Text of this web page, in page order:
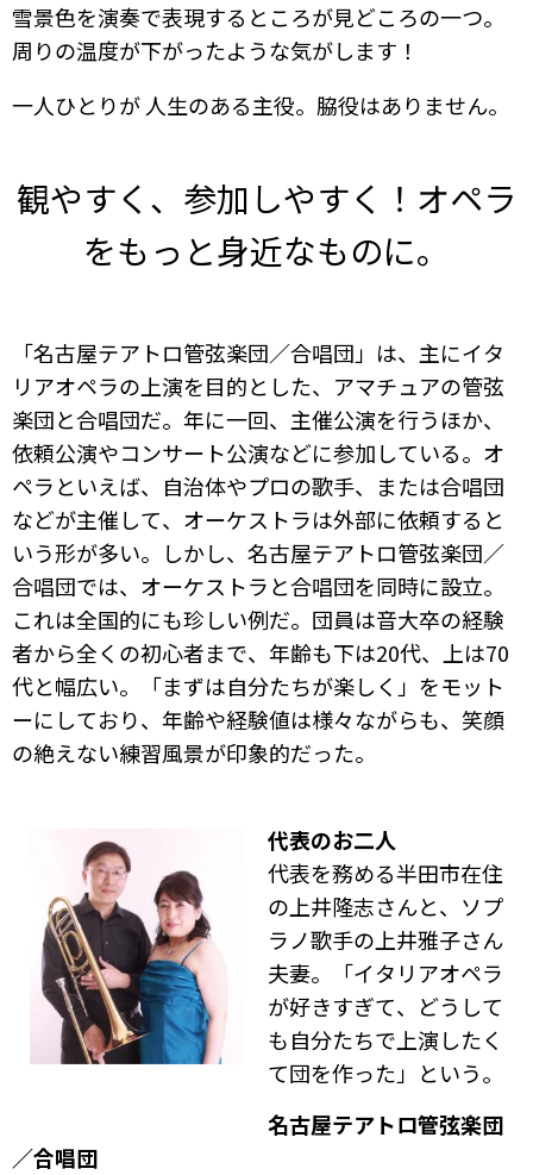
雪景色を演奏で表現するところが見どころの一つ。
周りの温度が下がったような気がします！
一人ひとりが 人生のある主役。脇役はありません。
観やすく、参加しやすく！オペラ
をもっと身近なものに。
「名古屋テアトロ管弦楽団／合唱団」は、主にイタ
リアオペラの上演を目的とした、アマチュアの管弦
楽団と合唱団だ。年に一回、主催公演を行うほか、
依頼公演やコンサート公演などに参加している。オ
ペラといえば、自治体やプロの歌手、または合唱団
などが主催して、オーケストラは外部に依頼すると
いう形が多い。しかし、名古屋テアトロ管弦楽団／
合唱団では、オーケストラと合唱団を同時に設立。
これは全国的にも珍しい例だ。団員は音大卒の経験
者から全くの初心者まで、年齢も下は20代、上は70
代と幅広い。「まずは自分たちが楽しく」をモット
ーにしており、年齢や経験値は様々ながらも、笑顔
の絶えない練習風景が印象的だった。
代表のお二人
代表を務める半田市在住
の上井隆志さんと、ソプ
ラノ歌手の上井雅子さん
夫妻。「イタリアオペラ
が好きすぎて、どうして
も自分たちで上演したく
て団を作った」という。
名古屋テアトロ管弦楽団
／合唱団